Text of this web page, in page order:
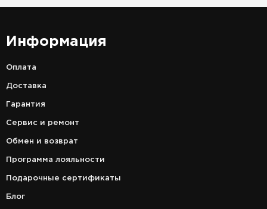
Информация
Оплата
Доставка
Гарантия
Сервис и ремонт
Обмен и возврат
Программа лояльности
Подарочные сертификаты
Блог